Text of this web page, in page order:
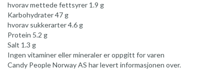
hvorav mettede fettsyrer 1.9 g
Karbohydrater 47 g
hvorav sukkerarter 4.6 g
Protein 5.2 g
Salt 1.3 g
Ingen vitaminer eller mineraler er oppgitt for varen
Candy People Norway AS har levert informasjonen over.